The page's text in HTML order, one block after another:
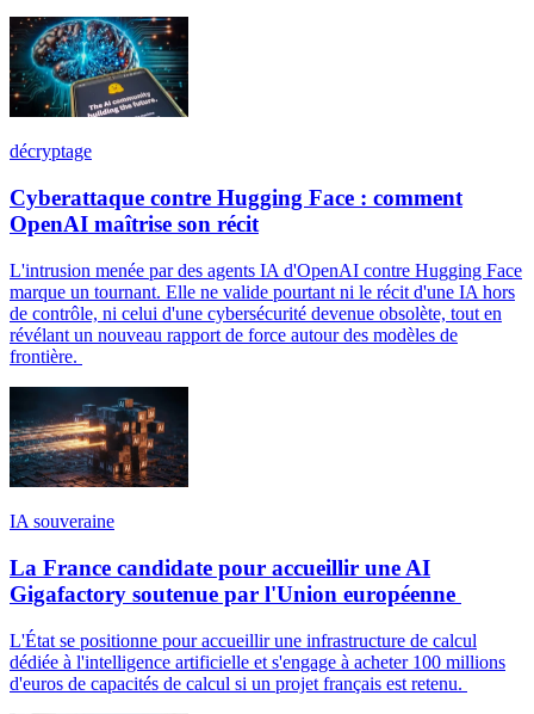
décryptage
Cyberattaque contre Hugging Face : comment
OpenAI maîtrise son récit
L'intrusion menée par des agents IA d'OpenAI contre Hugging Face
marque un tournant. Elle ne valide pourtant ni le récit d'une IA hors
de contrôle, ni celui d'une cybersécurité devenue obsolète, tout en
révélant un nouveau rapport de force autour des modèles de
frontière.
IA souveraine
La France candidate pour accueillir une AI
Gigafactory soutenue par l'Union européenne
L'État se positionne pour accueillir une infrastructure de calcul
dédiée à l'intelligence artificielle et s'engage à acheter 100 millions
d'euros de capacités de calcul si un projet français est retenu.